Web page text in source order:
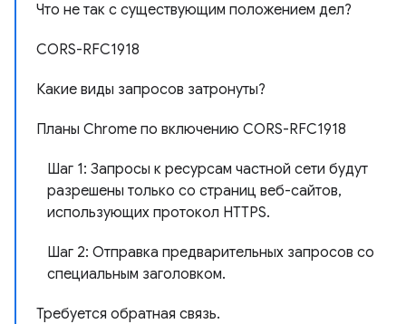
Что не так с существующим положением дел?
CORS-RFC1918
Какие виды запросов затронуты?
Планы Chrome по включению CORS-RFC1918
Шаг 1: Запросы к ресурсам частной сети будут
разрешены только со страниц веб-сайтов,
использующих протокол HTTPS.
Шаг 2: Отправка предварительных запросов со
специальным заголовком.
Требуется обратная связь.